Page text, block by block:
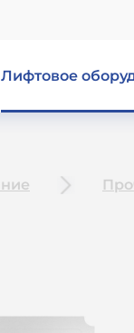
Лифтовое